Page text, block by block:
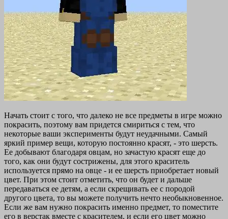
Начать стоит с того, что далеко не все предметы в игре можно
покрасить, поэтому вам придется смириться с тем, что
некоторые ваши эксперименты будут неудачными. Самый
яркий пример вещи, которую постоянно красят, - это шерсть.
Ее добывают благодаря овцам, но зачастую красят еще до
того, как они будут сострижены, для этого краситель
используется прямо на овце - и ее шерсть приобретает новый
цвет. При этом стоит отметить, что он будет и дальше
передаваться ее детям, а если скрещивать ее с породой
другого цвета, то вы можете получить нечто необыкновенное.
Если же вам нужно покрасить именно предмет, то поместите
его в верстак вместе с красителем, и если его цвет можно